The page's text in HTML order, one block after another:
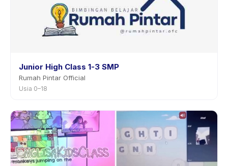
Junior High Class 1-3 SMP
Rumah Pintar Official
Usia 0–18